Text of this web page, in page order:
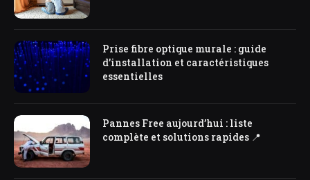
Prise fibre optique murale : guide
d’installation et caractéristiques
essentielles
Pannes Free aujourd’hui : liste
complète et solutions rapides 📍